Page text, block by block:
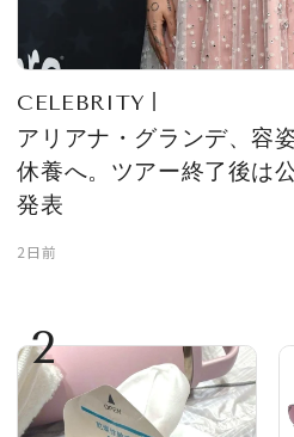
CELEBRITY
アリアナ・グランデ、容
休養へ。ツアー終了後は
発表
2日前
2